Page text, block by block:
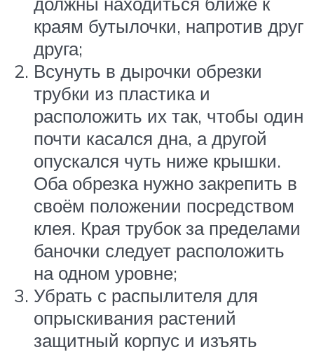
краям бутылочки, напротив друг
друга;
Всунуть в дырочки обрезки
трубки из пластика и
расположить их так, чтобы один
почти касался дна, а другой
опускался чуть ниже крышки.
Оба обрезка нужно закрепить в
своём положении посредством
клея. Края трубок за пределами
баночки следует расположить
на одном уровне;
Убрать с распылителя для
опрыскивания растений
защитный корпус и изъять